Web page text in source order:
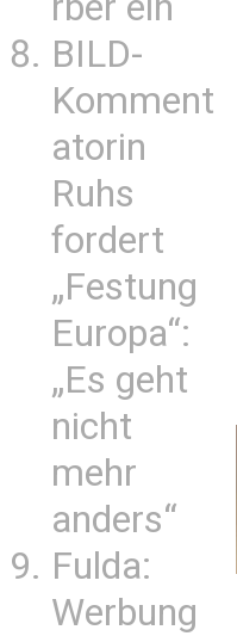
BILD-
Komment
atorin
Ruhs
fordert
„Festung
Europa“:
„Es geht
nicht
mehr
anders“
Fulda:
Werbung